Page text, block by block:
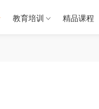
教育培训 精品课程